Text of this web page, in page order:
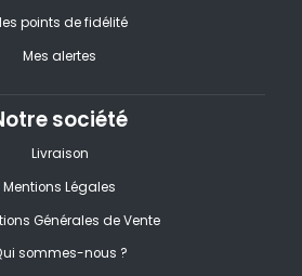
points de fidélité
Mes alertes
société
Livraison
Mentions Légales
Générales de Vente
sommes-nous ?